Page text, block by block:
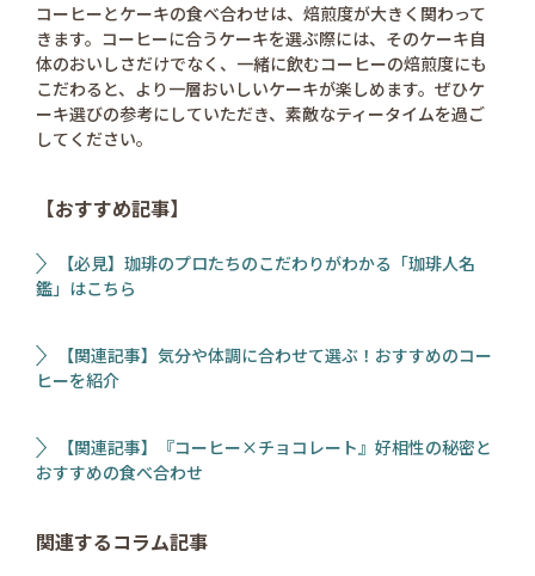
コーヒーとケーキの食べ合わせは、焙煎度が大きく関わって
きます。コーヒーに合うケーキを選ぶ際には、そのケーキ自
体のおいしさだけでなく、一緒に飲むコーヒーの焙煎度にも
こだわると、より一層おいしいケーキが楽しめます。ぜひケ
ーキ選びの参考にしていただき、素敵なティータイムを過ご
してください。
【おすすめ記事】
【必見】珈琲のプロたちのこだわりがわかる「珈琲人名
鑑」はこちら
【関連記事】気分や体調に合わせて選ぶ！おすすめのコー
ヒーを紹介
【関連記事】『コーヒー×チョコレート』好相性の秘密と
おすすめの食べ合わせ
関連するコラム記事